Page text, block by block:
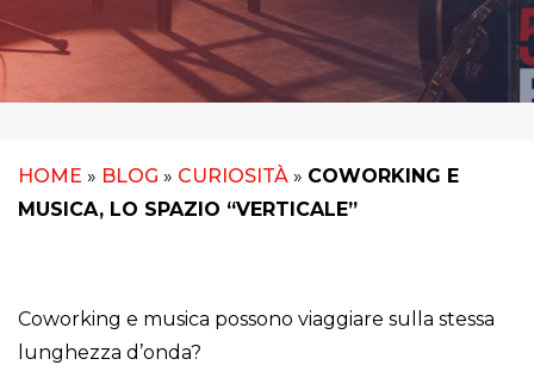
HOME » BLOG » CURIOSITÀ » COWORKING E
MUSICA, LO SPAZIO “VERTICALE”
Coworking e musica possono viaggiare sulla stessa
lunghezza d’onda?